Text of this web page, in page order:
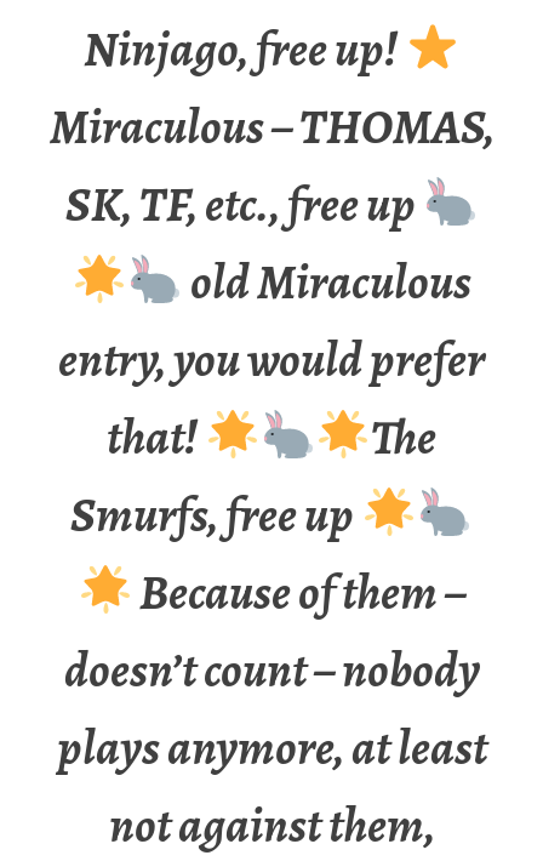
Ninjago, free up!
Miraculous – THOMAS,
SK, TF, etc., free up
old Miraculous
entry, you would prefer
that!
The
Smurfs, free up
Because of them –
doesn’t count – nobody
plays anymore, at least
not against them,